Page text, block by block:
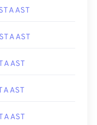
A AST
A AST
A AST
A AST
A AST